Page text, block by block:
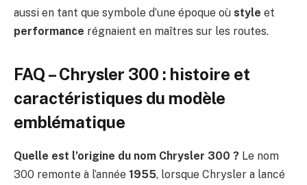
aussi en tant que symbole d’une époque où style et
performance régnaient en maîtres sur les routes.
FAQ – Chrysler 300 : histoire et
caractéristiques du modèle
emblématique
Quelle est l’origine du nom Chrysler 300 ? Le nom
300 remonte à l’année 1955, lorsque Chrysler a lancé